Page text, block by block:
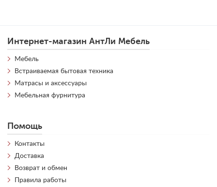
Интернет-магазин АнтЛи Мебель
Мебель
Встраиваемая бытовая техника
Матрасы и аксессуары
Мебельная фурнитура
Помощь
Контакты
Доставка
Возврат и обмен
Правила работы